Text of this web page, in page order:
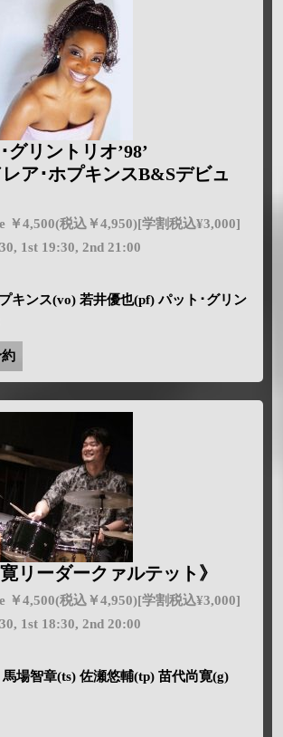
リントリオ’98’
ア･ホプキンスB&Sデビュ
￥4,500(税込￥4,950)[学割税込¥3,000]
1st 19:30, 2nd 21:00
キンス(vo) 若井優也(pf) パット･グリン
リーダークァルテット》
￥4,500(税込￥4,950)[学割税込¥3,000]
1st 18:30, 2nd 20:00
場智章(ts) 佐瀬悠輔(tp) 苗代尚寛(g)